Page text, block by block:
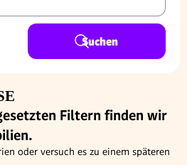
Suchen
Filtern finden wir
oder versuch es zu einem späteren